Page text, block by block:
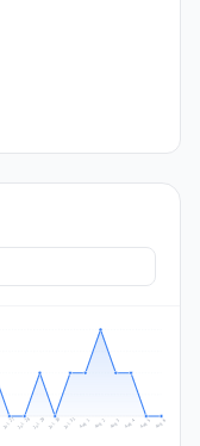
Jul 27 Jul 28 Jul 29 Jul 30 Jul 31 Aug 1 Aug 2 Aug 3 Aug 4 Aug 5 Aug 6